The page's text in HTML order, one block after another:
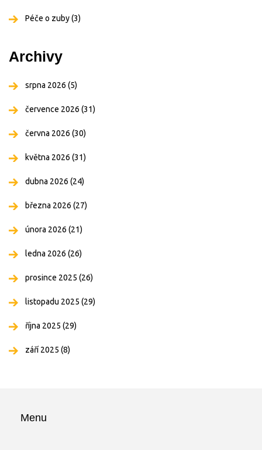
Péče o zuby(3)
Archivy
srpna 2026 (5)
července 2026 (31)
června 2026 (30)
května 2026 (31)
dubna 2026 (24)
března 2026 (27)
února 2026 (21)
ledna 2026 (26)
prosince 2025 (26)
listopadu 2025 (29)
října 2025 (29)
září 2025 (8)
Menu